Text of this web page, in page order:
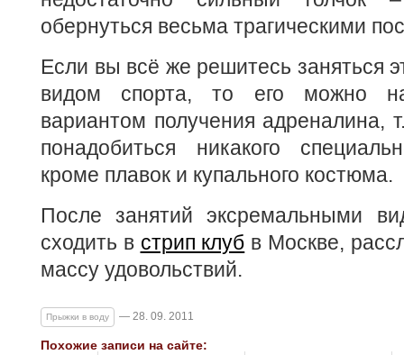
обернуться весьма трагическими
Если вы всё же решитесь заняться
видом спорта, то его можно
вариантом получения адреналина,
понадобиться никакого
кроме плавок и купального костюма.
После занятий эксремальными
сходить в стрип клуб в Москве,
массу удовольствий.
Прыжки в воду — 28. 09. 2011
Похожие записи на сайте: